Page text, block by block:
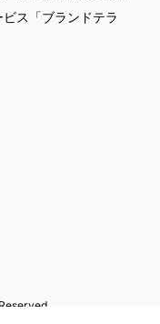
ス「ブランドテラ